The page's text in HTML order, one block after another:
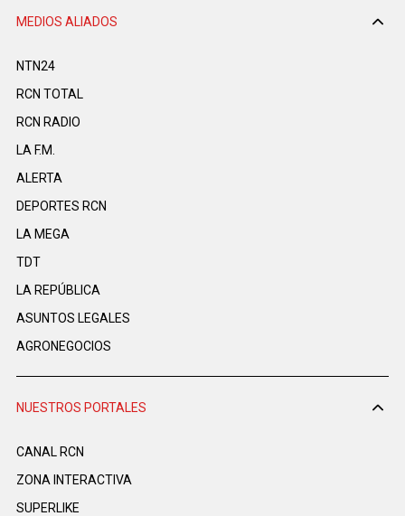
MEDIOS ALIADOS
NTN24
RCN TOTAL
RCN RADIO
LA F.M.
ALERTA
DEPORTES RCN
LA MEGA
TDT
LA REPÚBLICA
ASUNTOS LEGALES
AGRONEGOCIOS
NUESTROS PORTALES
CANAL RCN
ZONA INTERACTIVA
SUPERLIKE